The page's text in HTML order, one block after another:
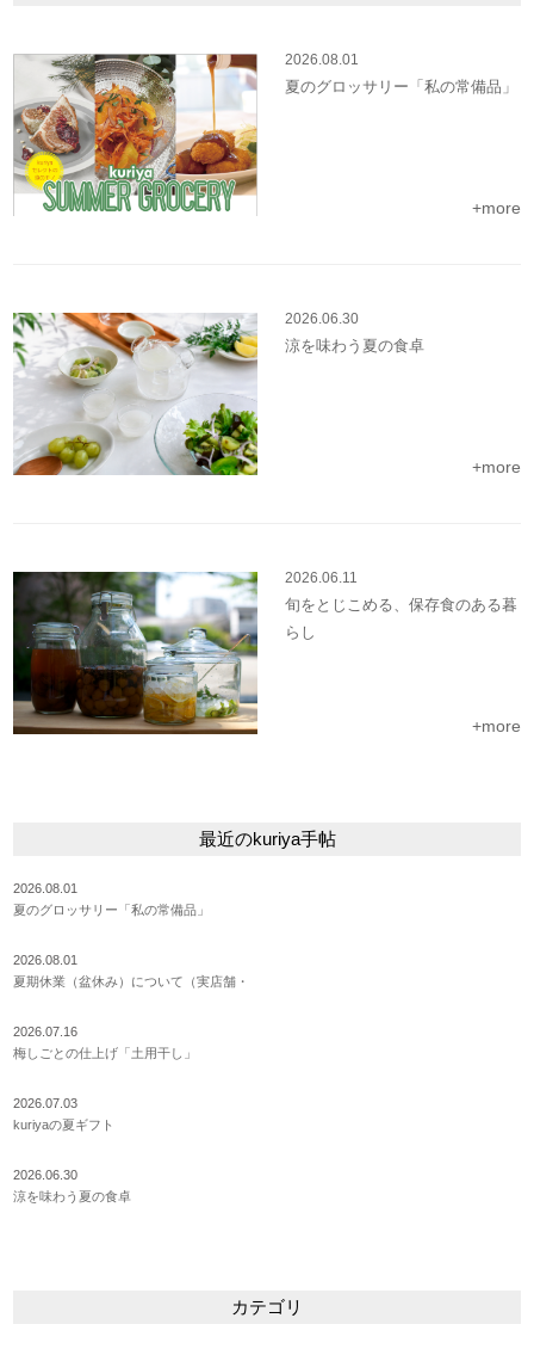
2026.08.01
夏のグロッサリー「私の常備品」
+more
2026.06.30
涼を味わう夏の食卓
+more
2026.06.11
旬をとじこめる、保存食のある暮
らし
+more
最近のkuriya手帖
2026.08.01
夏のグロッサリー「私の常備品」
2026.08.01
夏期休業（盆休み）について（実店舗・
2026.07.16
梅しごとの仕上げ「土用干し」
2026.07.03
kuriyaの夏ギフト
2026.06.30
涼を味わう夏の食卓
カテゴリ